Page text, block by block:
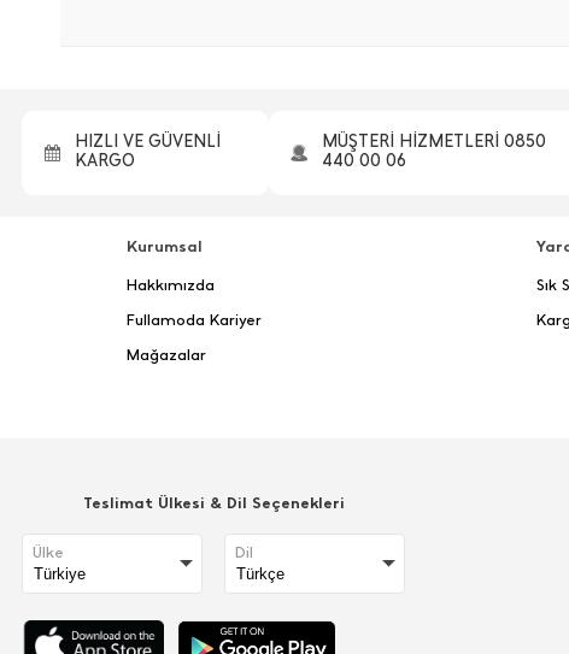
HIZLI VE GÜVENLİ
KARGO
MÜŞTERİ HİZMETLERİ 0850
440 00 06
Kurumsal
Hakkımızda
Fullamoda Kariyer
Mağazalar
Sık
Teslimat Ülkesi & Dil Seçenekleri
Ülke Dil